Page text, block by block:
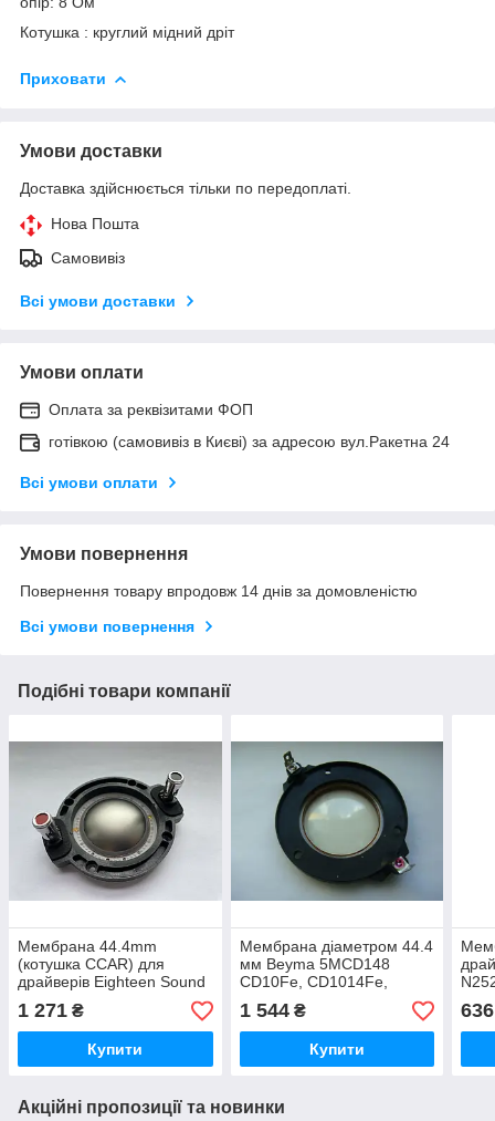
Котушка : круглий мiдний дріт
Приховати
Умови доставки
Доставка здійснюється тільки по передоплаті.
Нова Пошта
Самовивіз
Всі умови доставки
Умови оплати
Оплата за реквізитами ФОП
готівкою (самовивіз в Києві) за адресою вул.Ракетна 24
Всі умови оплати
Умови повернення
Повернення товару впродовж 14 днів за домовленістю
Всі умови повернення
Подібні товари компанії
Мембрана 44.4mm
(котушка CCAR) для
драйверів Eighteen Sound
18 SOUND nd1040,
nd1050, hd1050, nd1090
1 271 ₴
Купити
Мембрана діаметром 44.4
мм Beyma 5MCD148
CD10Fe, CD1014Fe,
CD1014ND для драйверів
1 544₴
Купити
EV
636
Акційні пропозиції та новинки